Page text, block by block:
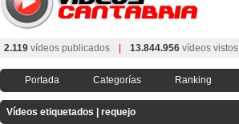
2.119 vídeos publicados 13.844.956 vídeos vistos
Portada Categorías Ranking
Vídeos etiquetados | requejo